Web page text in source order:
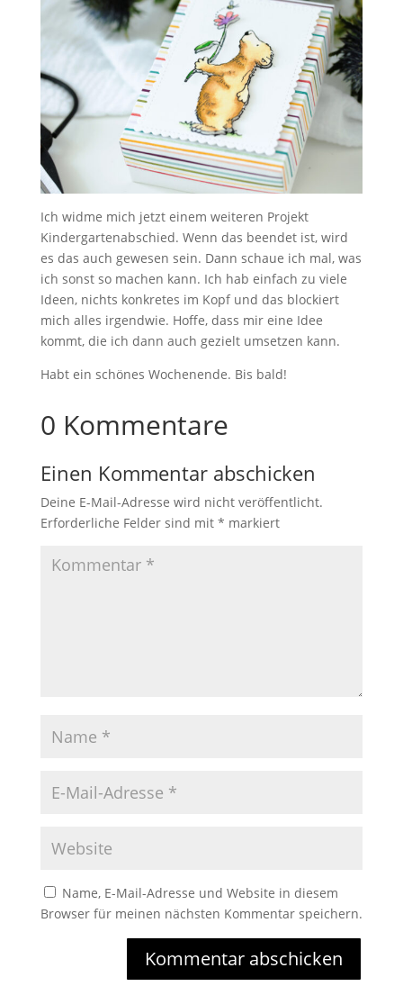
Ich widme mich jetzt einem weiteren Projekt
Kindergartenabschied. Wenn das beendet ist, wird
es das auch gewesen sein. Dann schaue ich mal, was
ich sonst so machen kann. Ich hab einfach zu viele
Ideen, nichts konkretes im Kopf und das blockiert
mich alles irgendwie. Hoffe, dass mir eine Idee
kommt, die ich dann auch gezielt umsetzen kann.
Habt ein schönes Wochenende. Bis bald!
0 Kommentare
Einen Kommentar abschicken
Deine E-Mail-Adresse wird nicht veröffentlicht.
Erforderliche Felder sind mit * markiert
Name, E-Mail-Adresse und Website in diesem
Browser für meinen nächsten Kommentar speichern.
Kommentar abschicken